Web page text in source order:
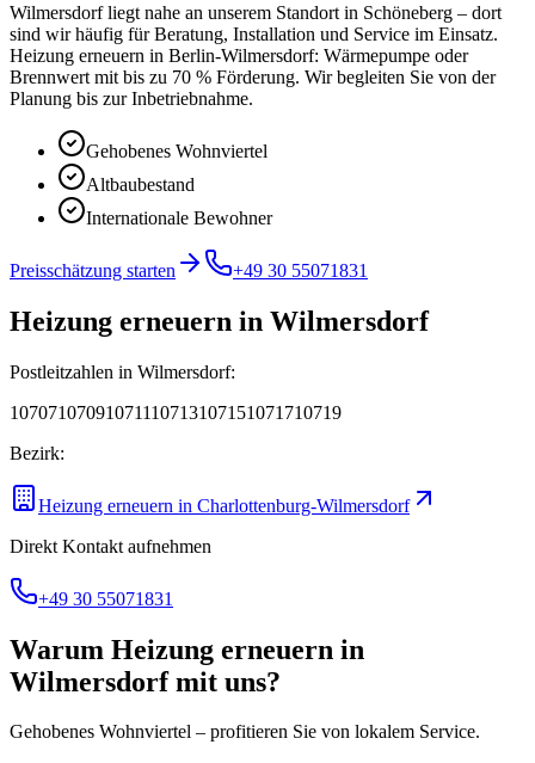
Wilmersdorf liegt nahe an unserem Standort in Schöneberg – dort
sind wir häufig für Beratung, Installation und Service im Einsatz.
Heizung erneuern in Berlin-Wilmersdorf: Wärmepumpe oder
Brennwert mit bis zu 70 % Förderung. Wir begleiten Sie von der
Planung bis zur Inbetriebnahme.
Gehobenes Wohnviertel
Altbaubestand
Internationale Bewohner
Preisschätzung starten +49 30 55071831
Heizung erneuern in Wilmersdorf
Postleitzahlen in Wilmersdorf:
10707107091071110713107151071710719
Bezirk:
Heizung erneuern in Charlottenburg-Wilmersdorf
Direkt Kontakt aufnehmen
+49 30 55071831
Warum Heizung erneuern in
Wilmersdorfmit uns?
Gehobenes Wohnviertel – profitieren Sie von lokalem Service.